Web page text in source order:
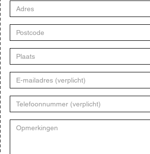
Adres
Postcode
Plaats
E-
mailadres
Telefoonnummer
Opmerkingen